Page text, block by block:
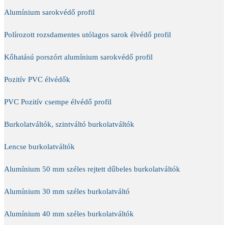
Alumínium sarokvédő profil
Polírozott rozsdamentes utólagos sarok élvédő profil
Kőhatású porszórt alumínium sarokvédő profil
Pozitív PVC élvédők
PVC Pozitív csempe élvédő profil
Burkolatváltók, szintváltó burkolatváltók
Lencse burkolatváltók
Alumínium 50 mm széles rejtett dűbeles burkolatváltók
Alumínium 30 mm széles burkolatváltó
Alumínium 40 mm széles burkolatváltók